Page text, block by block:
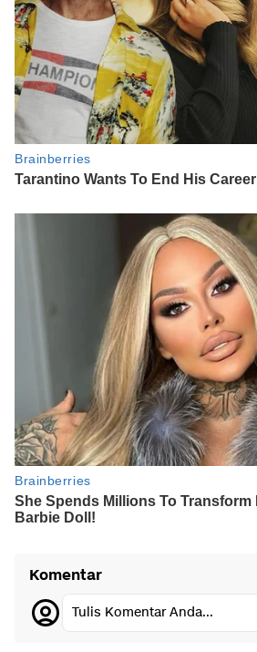
Komentar
Tulis Komentar Anda...